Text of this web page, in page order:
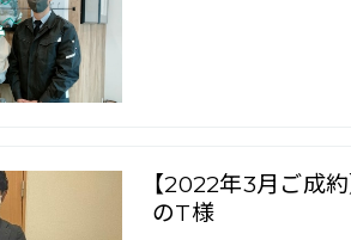
【2022年3月ご成
のT様